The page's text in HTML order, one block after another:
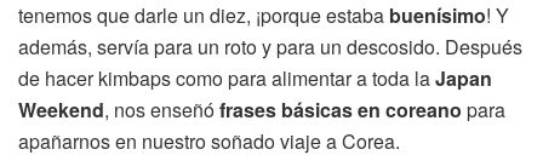
tenemos que darle un diez, ¡porque estaba buenísimo! Y
además, servía para un roto y para un descosido. Después
de hacer kimbaps como para alimentar a toda laJapan
Weekend, nos enseñófrases básicas en coreano para
apañarnos en nuestro soñado viaje a Corea.